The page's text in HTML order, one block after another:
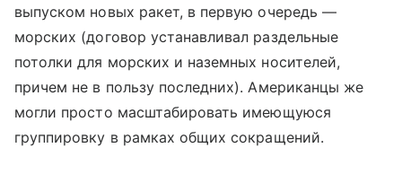
выпуском новых ракет, в первую очередь —
морских (договор устанавливал раздельные
потолки для морских и наземных носителей,
причем не в пользу последних). Американцы же
могли просто масштабировать имеющуюся
группировку в рамках общих сокращений.